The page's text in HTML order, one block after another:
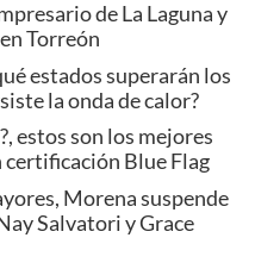
de La Laguna y
Torreón
estados superarán los
la onda de calor?
estos son los mejores
Blue Flag
Morena suspende
Salvatori y Grace